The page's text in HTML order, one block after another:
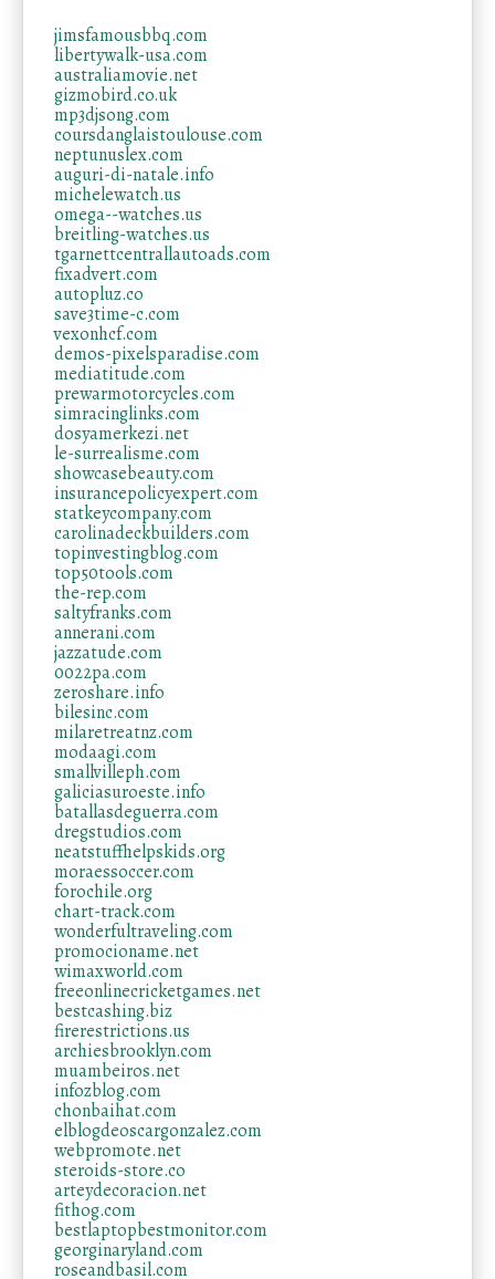
jimsfamousbbq.com
libertywalk-usa.com
australiamovie.net
gizmobird.co.uk
mp3djsong.com
coursdanglaistoulouse.com
neptunuslex.com
auguri-di-natale.info
michelewatch.us
omega--watches.us
breitling-watches.us
tgarnettcentrallautoads.com
fixadvert.com
autopluz.co
save3time-c.com
vexonhcf.com
demos-pixelsparadise.com
mediatitude.com
prewarmotorcycles.com
simracinglinks.com
dosyamerkezi.net
le-surrealisme.com
showcasebeauty.com
insurancepolicyexpert.com
statkeycompany.com
carolinadeckbuilders.com
topinvestingblog.com
top50tools.com
the-rep.com
saltyfranks.com
annerani.com
jazzatude.com
0022pa.com
zeroshare.info
bilesinc.com
milaretreatnz.com
modaagi.com
smallvilleph.com
galiciasuroeste.info
batallasdeguerra.com
dregstudios.com
neatstuffhelpskids.org
moraessoccer.com
forochile.org
chart-track.com
wonderfultraveling.com
promocioname.net
wimaxworld.com
freeonlinecricketgames.net
bestcashing.biz
firerestrictions.us
archiesbrooklyn.com
muambeiros.net
infozblog.com
chonbaihat.com
elblogdeoscargonzalez.com
webpromote.net
steroids-store.co
arteydecoracion.net
fithog.com
bestlaptopbestmonitor.com
georginaryland.com
roseandbasil.com